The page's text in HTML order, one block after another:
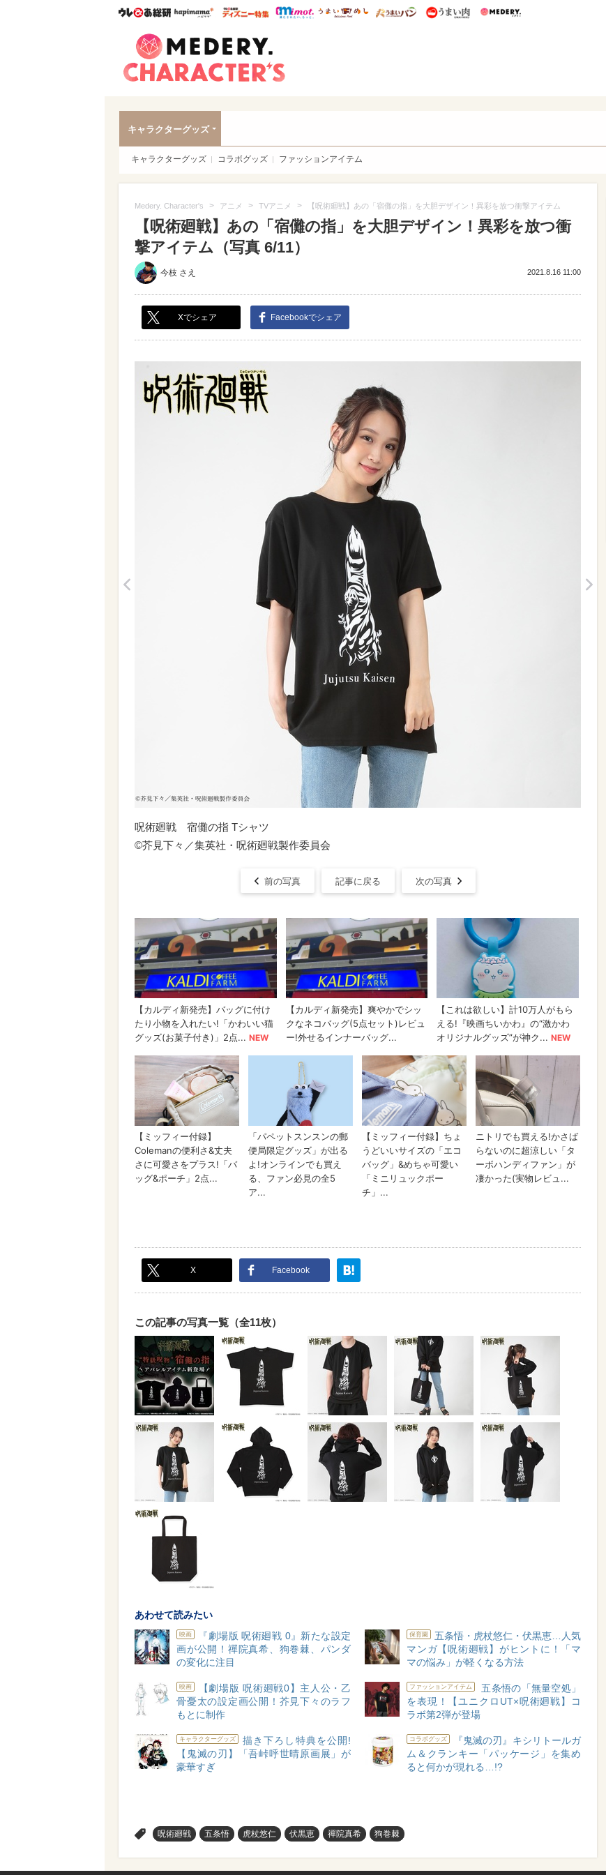
ウレぴあ総研ハピママ* ウレぴあ総研 ディズニー特集
mimot. うまいめし うまいパン うまい肉
キャラクターグッズ
キャラクターグッズ コラボグッズ ファッションアイテム
Medery. Character's > アニメ > TVアニメ > 【呪術廻戦】あの「宿儺の指」を大胆デザイン！異彩を放つ衝撃アイテム
【呪術廻戦】あの「宿儺の指」を大胆デザイン！異彩を放つ衝
撃アイテム（写真 6/11）
今枝 さえ 2021.8.16 11:00
Xでシェア Facebookでシェア
呪術廻戦 宿儺の指 Tシャツ
©芥見下々／集英社・呪術廻戦製作委員会
前の写真 記事に戻る 次の写真
X Facebook
この記事の写真一覧（全11枚）
あわせて読みたい
映画
『劇場版 呪術廻戦 0』新たな設定
画が公開！禪院真希、狗巻棘、パンダ
の変化に注目
保育園
五条悟・虎杖悠仁・伏黒恵…人気
マンガ【呪術廻戦】がヒントに！「マ
マの悩み」が軽くなる方法
映画
【劇場版 呪術廻戦0】主人公・乙
骨憂太の設定画公開！芥見下々のラフ
もとに制作
ファッションアイテム
五条悟の「無量空処」
を表現！【ユニクロUT×呪術廻戦】コ
ラボ第2弾が登場
キャラクターグッズ
描き下ろし特典を公開!
【鬼滅の刃】「吾峠呼世晴原画展」が
豪華すぎ
コラボグッズ
『鬼滅の刃』キシリトールガ
ム＆クランキー「パッケージ」を集め
ると何かが現れる…!?
呪術廻戦 五条悟 虎杖悠仁 伏黒恵 禪院真希 狗巻棘